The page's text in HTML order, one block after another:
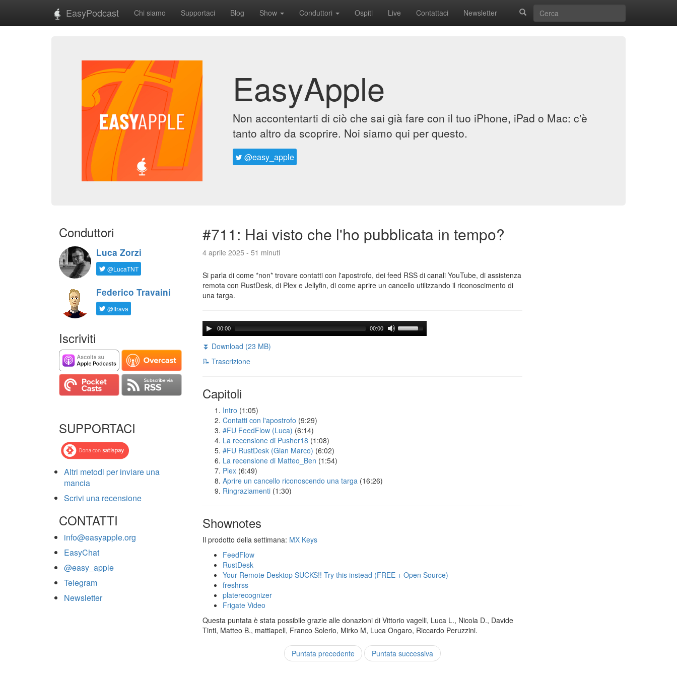
EasyPodcast Chi siamo Supportaci Blog Show Conduttori Ospiti Live Contattaci Newsletter
EasyApple
Non accontentarti di ciò che sai già fare con il tuo iPhone, iPad o Mac: c'è
tanto altro da scoprire. Noi siamo qui per questo.
@easy_apple
Conduttori
Luca Zorzi
@LucaTNT
Federico Travaini
@ftrava
Iscriviti
SUPPORTACI
Altri metodi per inviare una
mancia
Scrivi una recensione
CONTATTI
info@easyapple.org
EasyChat
@easy_apple
Telegram
Newsletter
#711: Hai visto che l'ho pubblicata in tempo?
4 aprile 2025 - 51 minuti
Si parla di come *non* trovare contatti con l'apostrofo, dei feed RSS di canali YouTube, di assistenza
remota con RustDesk, di Plex e Jellyfin, di come aprire un cancello utilizzando il riconoscimento di
una targa.
00:00 00:00
⏬ Download (23 MB)
📝 Trascrizione
Capitoli
Intro (1:05)
Contatti con l'apostrofo (9:29)
#FU FeedFlow (Luca) (6:14)
La recensione di Pusher18 (1:08)
#FU RustDesk (Gian Marco) (6:02)
La recensione di Matteo_Ben (1:54)
Plex (6:49)
Aprire un cancello riconoscendo una targa (16:26)
Ringraziamenti (1:30)
Shownotes
Il prodotto della settimana: MX Keys
FeedFlow
RustDesk
Your Remote Desktop SUCKS!! Try this instead (FREE + Open Source)
freshrss
platerecognizer
Frigate Video
Questa puntata è stata possibile grazie alle donazioni di Vittorio vagelli, Luca L., Nicola D., Davide
Tinti, Matteo B., mattiapell, Franco Solerio, Mirko M, Luca Ongaro, Riccardo Peruzzini.
Puntata precedente Puntata successiva